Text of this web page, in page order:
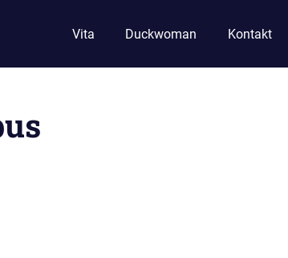
Vita Duckwoman Kontakt